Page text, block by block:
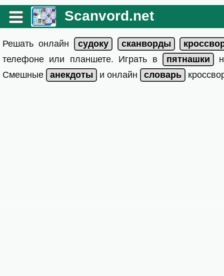
Scanvord.net
Решать онлайн
телефоне или планшете. Играть в
Смешные
и онлайн